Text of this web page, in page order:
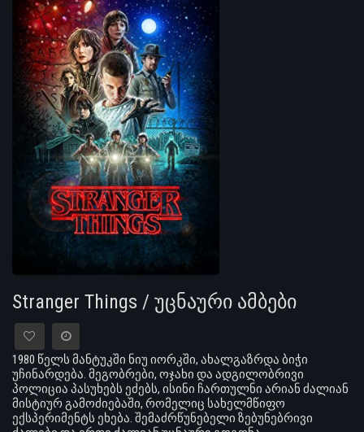
Stranger Things / უცნაური ამბები
1980 წელს მანტუკში ნიუ იორკში, ახალგაზრდა ბიჭი
უჩინარდება. მეგობრები, ოჯახი და ადგილობრივი
პოლიცია პასუხებს ეძებს, ისინი ჩართულნი არიან ძალიან
მისტიურ გამოძიებაში, რომელიც სახელმწიფო
ექსპერიმენტს ეხება. შემაძრწუნებელი ზებუნებრივი